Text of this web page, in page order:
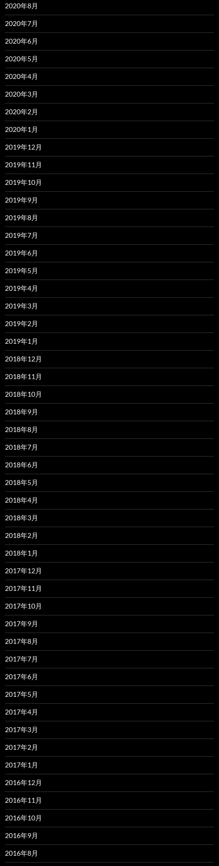
2020年8月
2020年7月
2020年6月
2020年5月
2020年4月
2020年3月
2020年2月
2020年1月
2019年12月
2019年11月
2019年10月
2019年9月
2019年8月
2019年7月
2019年6月
2019年5月
2019年4月
2019年3月
2019年2月
2019年1月
2018年12月
2018年11月
2018年10月
2018年9月
2018年8月
2018年7月
2018年6月
2018年5月
2018年4月
2018年3月
2018年2月
2018年1月
2017年12月
2017年11月
2017年10月
2017年9月
2017年8月
2017年7月
2017年6月
2017年5月
2017年4月
2017年3月
2017年2月
2017年1月
2016年12月
2016年11月
2016年10月
2016年9月
2016年8月